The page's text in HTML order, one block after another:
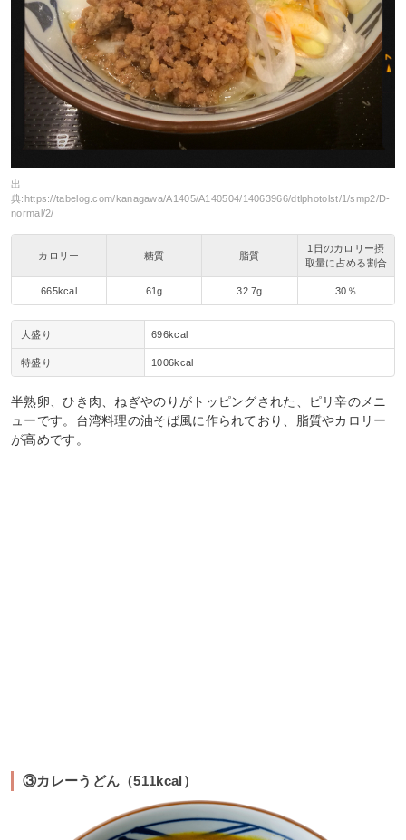
出
典:https://tabelog.com/kanagawa/A1405/A140504/14063966/dtlphotolst/1/smp2/D-
normal/2/
カロリー 糖質 脂質
1日のカロリー摂
取量に占める割合
665kcal 61g 32.7g 30％
大盛り 696kcal
特盛り 1006kcal
半熟卵、ひき肉、ねぎやのりがトッピングされた、ピリ辛のメニ
ューです。台湾料理の油そば風に作られており、脂質やカロリー
が高めです。
③カレーうどん（511kcal）